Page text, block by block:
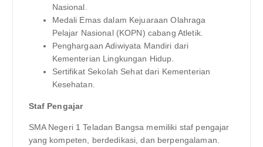
Nasional.
Medali Emas dalam Kejuaraan Olahraga
Pelajar Nasional (KOPN) cabang Atletik.
Penghargaan Adiwiyata Mandiri dari
Kementerian Lingkungan Hidup.
Sertifikat Sekolah Sehat dari Kementerian
Kesehatan.
Staf Pengajar
SMA Negeri 1 Teladan Bangsa memiliki staf pengajar
yang kompeten, berdedikasi, dan berpengalaman.